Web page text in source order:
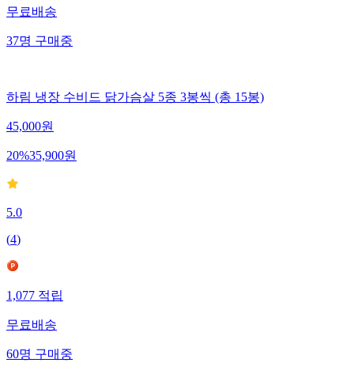
무료배송
37명구매중
하림 냉장 수비드 닭가슴살 5종 3봉씩 (총 15봉)
45,000원
20%35,900원
5.0
(4)
1,077적립
무료배송
60명구매중